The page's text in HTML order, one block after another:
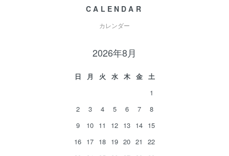
CALENDAR
カレンダー
2026年8月
日 月 火 水 木 金
土
1
2
3 4 5 6 7
8
9
10 11 12 13 14 15
16 17 18 19 20 21
22